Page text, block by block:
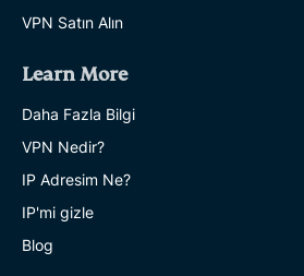
VPN Satın Alın
Learn More
Daha Fazla Bilgi
VPN Nedir?
IP Adresim Ne?
IP'mi gizle
Blog